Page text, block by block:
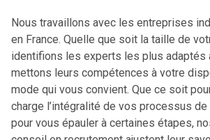
Nous travaillons avec les entreprises
en France. Quelle que soit la taille de
identifions les experts les plus adaptés
mettons leurs compétences à votre
mode qui vous convient. Que ce soit
charge l’intégralité de vos processus
pour vous épauler à certaines étapes,